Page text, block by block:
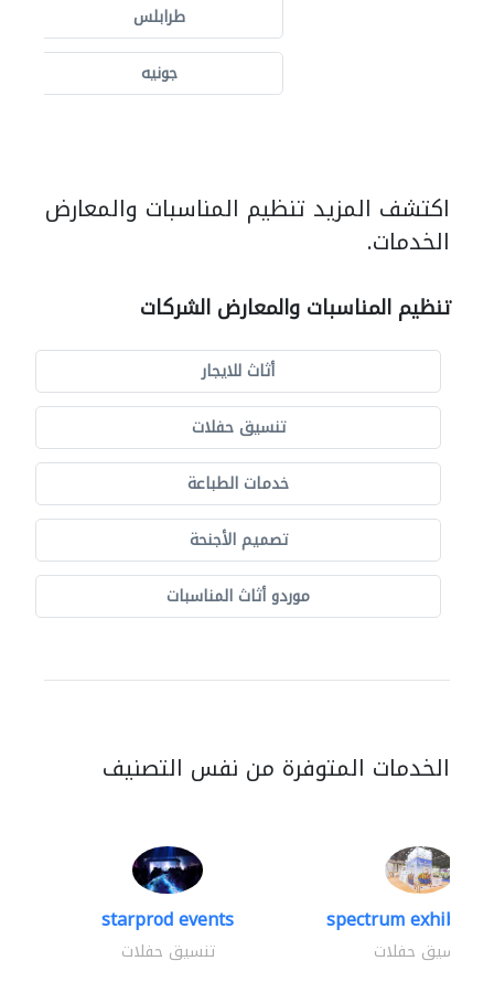
طرابلس
جونيه
اكتشف المزيد تنظيم المناسبات والمعارض
الخدمات.
تنظيم المناسبات والمعارض الشركات
أثاث للايجار
تنسيق حفلات
خدمات الطباعة
تصميم الأجنحة
موردو أثاث المناسبات
الخدمات المتوفرة من نفس التصنيف
starprod events
تنسيق حفلات
spectrum
تنسيق حفلات